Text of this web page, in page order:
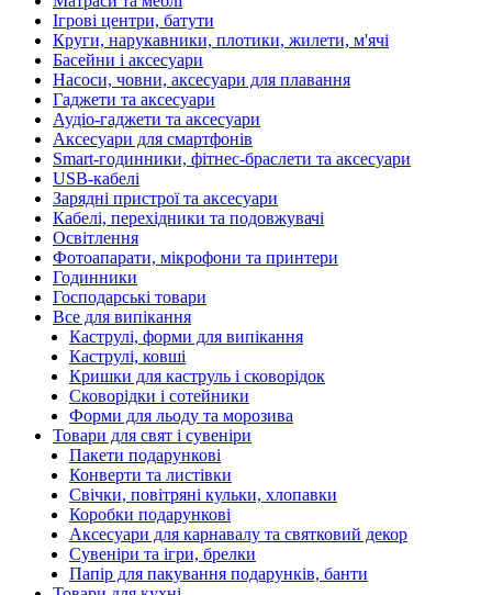
Ігрові центри, батути
Круги, нарукавники, плотики, жилети, м'ячі
Басейни і аксесуари
Насоси, човни, аксесуари для плавання
Гаджети та аксесуари
Аудіо-гаджети та аксесуари
Аксесуари для смартфонів
Smart-годинники, фітнес-браслети та аксесуари
USB-кабелі
Зарядні пристрої та аксесуари
Кабелі, перехідники та подовжувачі
Освітлення
Фотоапарати, мікрофони та принтери
Годинники
Господарські товари
Все для випікання
Каструлі, форми для випікання
Каструлі, ковші
Кришки для каструль і сковорідок
Сковорідки і сотейники
Форми для льоду та морозива
Товари для свят і сувеніри
Пакети подарункові
Конверти та листівки
Свічки, повітряні кульки, хлопавки
Коробки подарункові
Аксесуари для карнавалу та святковий декор
Сувеніри та ігри, брелки
Папір для пакування подарунків, банти